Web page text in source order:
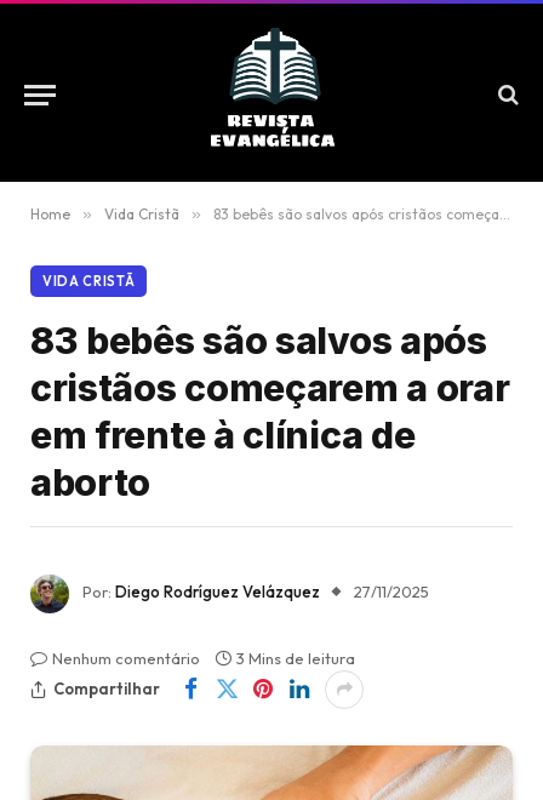
Home » Vida Cristã » 83 bebês são salvos após cristãos começarem a orar em frente à clínica de aborto
VIDA CRISTÃ
83 bebês são salvos após
cristãos começarem a orar
em frente à clínica de
aborto
Por: Diego Rodríguez Velázquez 27/11/2025
Nenhum comentário
3 Mins de leitura
Compartilhar